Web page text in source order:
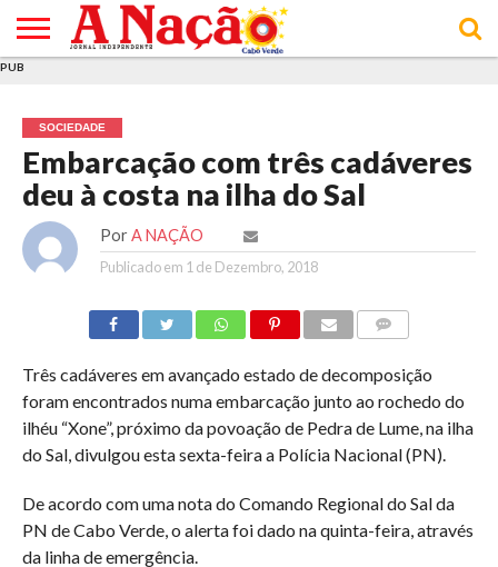
E DE
COOKIES
DE
UTILIZAÇÃO
PUB
SOCIEDADE
Embarcação com três cadáveres
deu à costa na ilha do Sal
Por A NAÇÃO
Publicado em 1 de Dezembro, 2018
Três cadáveres em avançado estado de decomposição
foram encontrados numa embarcação junto ao rochedo do
ilhéu “Xone”, próximo da povoação de Pedra de Lume, na ilha
do Sal, divulgou esta sexta-feira a Polícia Nacional (PN).
De acordo com uma nota do Comando Regional do Sal da
PN de Cabo Verde, o alerta foi dado na quinta-feira, através
da linha de emergência.